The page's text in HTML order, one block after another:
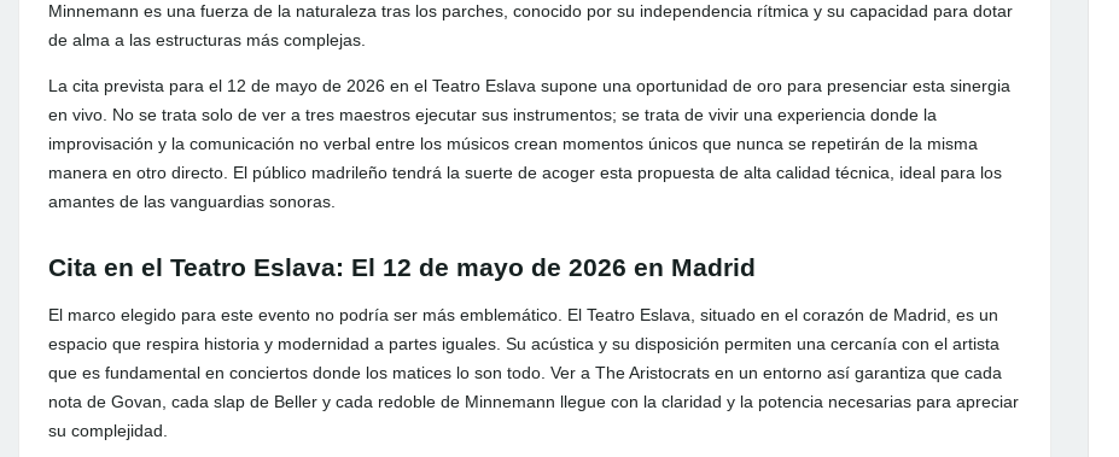
Minnemann es una fuerza de la naturaleza tras los parches, conocido por su independencia rítmica y su capacidad para dotar
de alma a las estructuras más complejas.
La cita prevista para el 12 de mayo de 2026 en el Teatro Eslava supone una oportunidad de oro para presenciar esta sinergia
en vivo. No se trata solo de ver a tres maestros ejecutar sus instrumentos; se trata de vivir una experiencia donde la
improvisación y la comunicación no verbal entre los músicos crean momentos únicos que nunca se repetirán de la misma
manera en otro directo. El público madrileño tendrá la suerte de acoger esta propuesta de alta calidad técnica, ideal para los
amantes de las vanguardias sonoras.
Cita en el Teatro Eslava: El 12 de mayo de 2026 en Madrid
El marco elegido para este evento no podría ser más emblemático. El Teatro Eslava, situado en el corazón de Madrid, es un
espacio que respira historia y modernidad a partes iguales. Su acústica y su disposición permiten una cercanía con el artista
que es fundamental en conciertos donde los matices lo son todo. Ver a The Aristocrats en un entorno así garantiza que cada
nota de Govan, cada slap de Beller y cada redoble de Minnemann llegue con la claridad y la potencia necesarias para apreciar
su complejidad.